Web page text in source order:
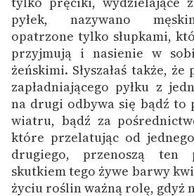
pyłek, nazywano
opatrzone tylko słupkami,
przyjmują i nasienie w
żeńskimi. Słyszałaś także, że
zapładniającego pyłku z
na drugi odbywa się bądź to
wiatru, bądź za
które przelatując od
drugiego, przenoszą
skutkiem tego żywe barwy
życiu roślin ważną rolę, gdyż